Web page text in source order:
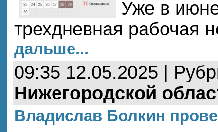
Уже в
трехдневная рабочая
дальше...
09:35 12.05.2025 |
Нижегородской
Владислав Болкин